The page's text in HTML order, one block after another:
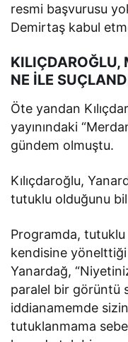
resmi başvurusu
Demirtaş kabul
KILIÇDAROĞLU,
NE İLE
Öte yandan
yayınındaki
gündem olmuştu.
Kılıçdaroğlu,
tutuklu olduğunu
Programda, tutuklu
kendisine
Yanardağ,
paralel bir görüntü
iddianamemde
tutuklanmama